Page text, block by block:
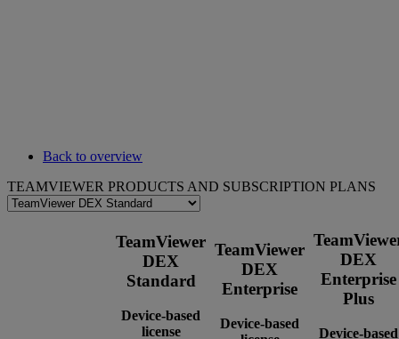
Back to overview
TEAMVIEWER PRODUCTS AND SUBSCRIPTION PLANS
TeamViewer
DEX
Standard
Device-based
license
TeamViewer
DEX
Enterprise
Device-based
DEX
Enterprise
Plus
Device-based